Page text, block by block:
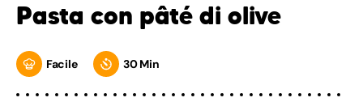
Pasta con pâté di olive
Facile 30 Min